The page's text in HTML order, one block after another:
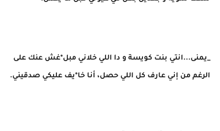
_يمنى...انتي بنت كويسة و دا اللي خلاني مبل*غش عنك على
الرغم من إني عارف كل اللي حصل، أنا خا*يف عليكي صدقيني.